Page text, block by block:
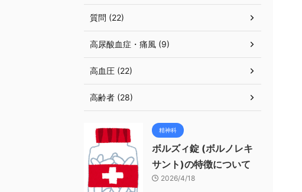
質問 (22)
高尿酸血症・痛風 (9)
高血圧 (22)
高齢者 (28)
精神科
ボルズィ錠 (ボルノレキ
サント)の特徴について
2026/4/18